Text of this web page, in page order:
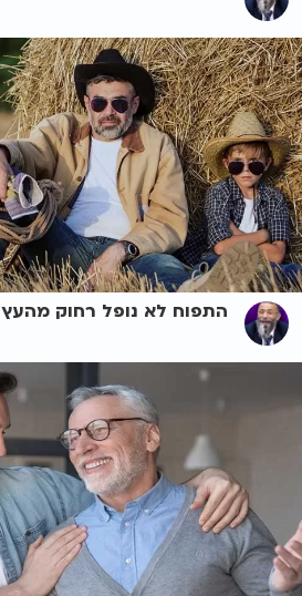
התפוח לא נופל רחוק מהעץ